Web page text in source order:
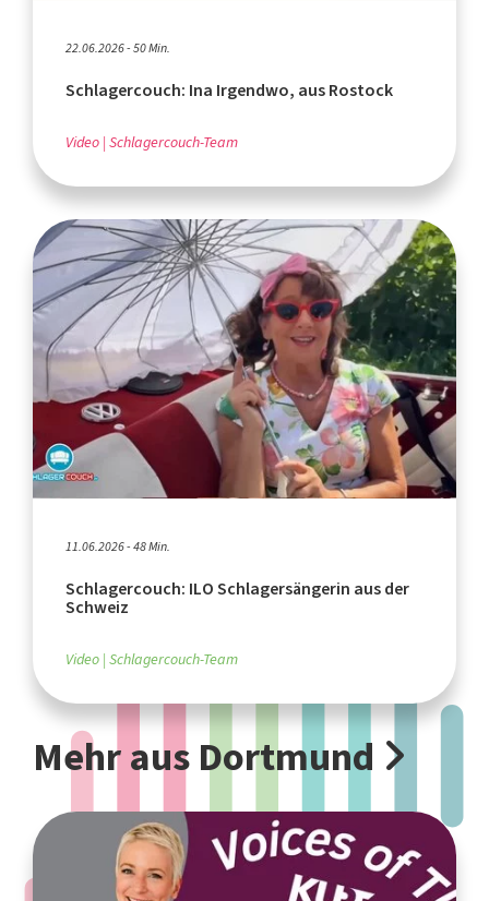
22.06.2026 - 50 Min.
Schlagercouch: Ina Irgendwo, aus Rostock
Video Schlagercouch-Team
11.06.2026 - 48 Min.
Schlagercouch: ILO Schlagersängerin aus der
Schweiz
Video Schlagercouch-Team
Mehr aus Dortmund